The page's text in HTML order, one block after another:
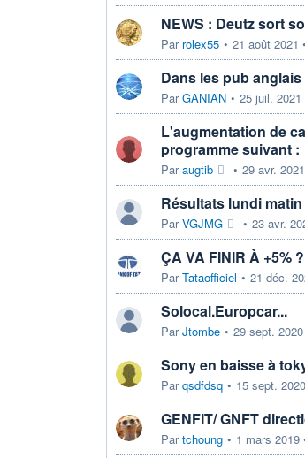
NEWS : Deutz sort
Par rolex55 • 21 août 2021
Dans les pub
ParGANIAN • 25 juil. 2021
L'augmentation de
programme suivant :
Paraugtib • 29 avr.
Résultats lundi
ParVGJMG • 23 avr.
ÇA VA FINIR À +5%
ParTataofficiel • 21 déc.
Solocal.Europcar...
ParJtombe • 29 sept.
Sony en baisse à
Parqsdfdsq • 15 sept.
GENFIT/ GNFT
Partchoung • 1 mars 2019